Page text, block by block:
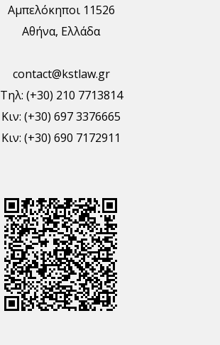
Αμπελόκηποι 11526
Αθήνα, Ελλάδα
contact@kstlaw.gr
Τηλ: (+30) 210 7713814
Κιν: (+30) 697 3376665
Κιν: (+30) 690 7172911